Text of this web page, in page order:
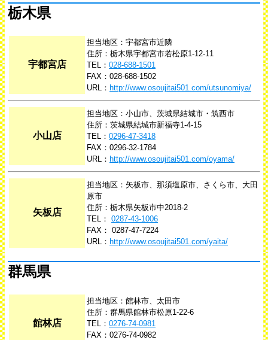
栃木県
宇都宮店
担当地区：宇都宮市近隣
住所：栃木県宇都宮市若松原1-12-11
TEL： 028-688-1501
FAX：028-688-1502
URL： http://www.osoujitai501.com/utsunomiya/
小山店
担当地区：小山市、茨城県結城市・筑西市
住所：茨城県結城市新福寺1-4-15
TEL： 0296-47-3418
FAX：0296-32-1784
URL： http://www.osoujitai501.com/oyama/
矢板店
担当地区：矢板市、那須塩原市、さくら市、大田
原市
住所：栃木県矢板市中2018-2
TEL： 0287-43-1006
FAX： 0287-47-7224
URL： http://www.osoujitai501.com/yaita/
群馬県
館林店
担当地区：館林市、太田市
住所：群馬県館林市松原1-22-6
TEL： 0276-74-0981
FAX：0276-74-0982